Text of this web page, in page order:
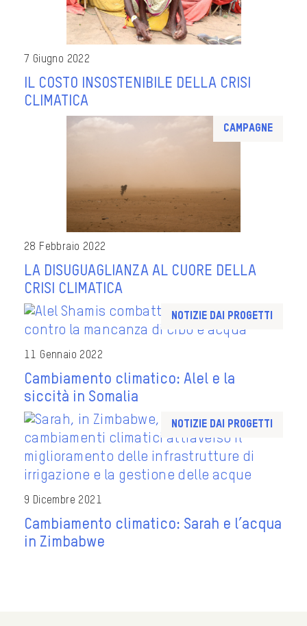
7 Giugno 2022
IL COSTO INSOSTENIBILE DELLA CRISI
CLIMATICA
Campagne
28 Febbraio 2022
LA DISUGUAGLIANZA AL CUORE DELLA
CRISI CLIMATICA
Notizie dai progetti
11 Gennaio 2022
Cambiamento climatico: Alel e la
siccità in Somalia
Notizie dai progetti
9 Dicembre 2021
Cambiamento climatico: Sarah e l’acqua
in Zimbabwe